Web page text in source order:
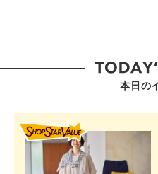
本日の